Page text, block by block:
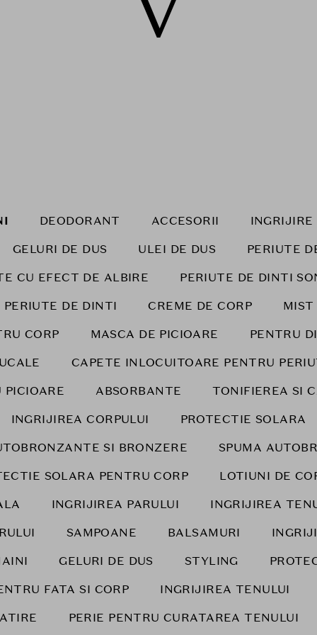
DEODORANT ACCESORII
GELURI DE DUS
ULEI DE DUS
PERIUTE
CU EFECT DE ALBIRE
PERIUTE DE DINTI
DE DINTI
CREME DE CORP
MIST
CORP
MASCA DE PICIOARE
PENTRU
CAPETE INLOCUITOARE PENTRU
PICIOARE
ABSORBANTE
TONIFIEREA SI
INGRIJIREA CORPULUI
PROTECTIE SOLARA
SI BRONZERE
SPUMA
SOLARA PENTRU CORP
LOTIUNI DE
INGRIJIREA PARULUI
INGRIJIREA
SAMPOANE BALSAMURI
GELURI DE DUS STYLING
FATA SI CORP
INGRIJIREA TENULUI
PERIE PENTRU CURATAREA TENULUI